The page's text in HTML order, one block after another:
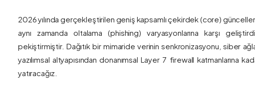
2026 yılında gerçekleştirilen geniş kapsamlı çekirdek (core)
aynı zamanda oltalama (phishing) varyasyonlarına karşı
pekiştirmiştir. Dağıtık bir mimaride verinin senkronizasyonu, siber
yazılımsal altyapısından donanımsal Layer 7 firewall katmanlarına
yatıracağız.